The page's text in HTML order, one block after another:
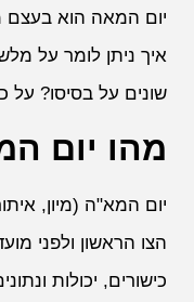
יום המאה הוא בעצם
איך ניתן לומר על
שונים על בסיסו?
מהו יום
יום המא"ה (מיון,
הצו הראשון ולפני
כישורים, יכולות